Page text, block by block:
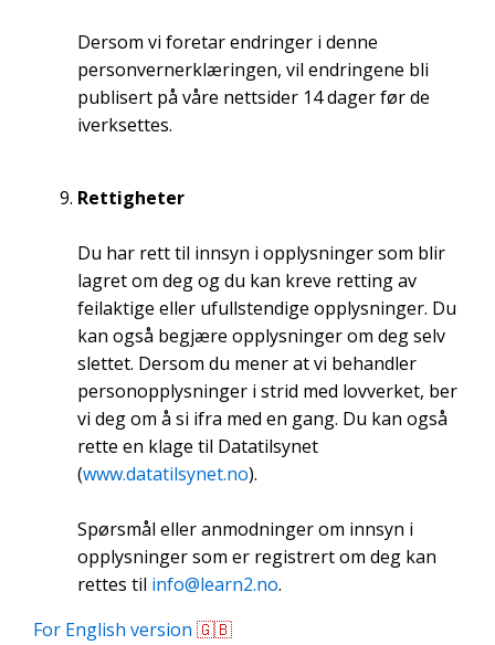
Dersom vi foretar endringer i denne
personvernerklæringen, vil endringene bli
publisert på våre nettsider 14 dager før de
iverksettes.
Rettigheter
Du har rett til innsyn i opplysninger som blir
lagret om deg og du kan kreve retting av
feilaktige eller ufullstendige opplysninger. Du
kan også begjære opplysninger om deg selv
slettet. Dersom du mener at vi behandler
personopplysninger i strid med lovverket, ber
vi deg om å si ifra med en gang. Du kan også
rette en klage til Datatilsynet
(www.datatilsynet.no).
Spørsmål eller anmodninger om innsyn i
opplysninger som er registrert om deg kan
rettes til info@learn2.no.
For English version 🇬🇧